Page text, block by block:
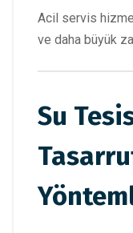
Acil servis
ve daha büyük
Su